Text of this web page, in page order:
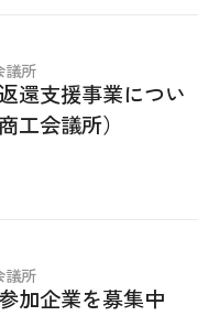
議所
還支援事業につい
工会議所）
議所
加企業を募集中